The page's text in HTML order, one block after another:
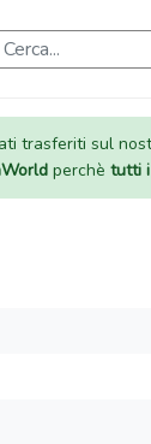
trasferiti sul
perchè tutti